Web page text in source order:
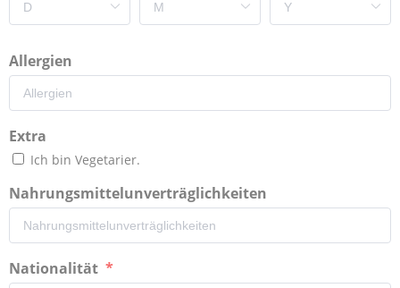
Allergien
Extra
Ich bin Vegetarier.
Nahrungsmittelunverträglichkeiten
Nationalität